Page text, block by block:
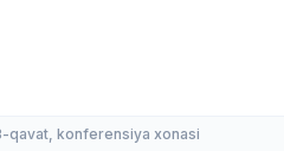
qavat, konferensiya xonasi